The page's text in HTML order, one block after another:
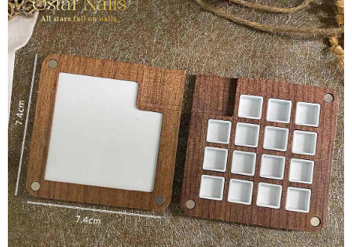
【「AFTEE先享後付」結帳流程】
１．於結帳方式選擇「AFTEE先享後付」後，將跳轉至「AFTEE先享後付」
結帳頁面，進行簡訊認證並確認金額後，即可完成結帳。
２．訂單成立數日內，您將收到繳費通知簡訊。
３．收到繳費通知簡訊後14天內，點擊此簡訊中的連結，可透過四大超商／
ATM／網路銀行／等多元方式進行付款，方視為交易完成。
※ 請注意：結帳手續完成當下不需立刻繳費，但若您需要取消訂單，請聯絡
購買商品的店家。未經商家同意取消之訂單仍視為有效，需透過AFTEE先享
後付繳納相關費用。
※ 交易是否成功請以「AFTEE先享後付 」之結帳頁面顯示為準，若有關於
是否繳費成功／繳費後需取消欲退款等相關疑問，請聯繫「AFTEE先享後付
客戶支援中心」https://netprotections.freshdesk.com/support/home
【注意事項】
１．透過由恩沛科技股份有限公司提供之「AFTEE先享後付」服務完成之交
易，需依本服務之必要範圍內提供個人資料，並將交易相關給付款項請求債
全家取貨付款
每筆NT$70，滿NT$2,500(含以上)免運費
付款後全家取貨
每筆NT$70，滿NT$2,500(含以上)免運費
7-11取貨付款
每筆NT$70，滿NT$2,500(含以上)免運費
付款後7-11取貨
每筆NT$70，滿NT$2,500(含以上)免運費
宅配 (可指定時間)
每筆NT$100，滿NT$2,500(含以上)免運費